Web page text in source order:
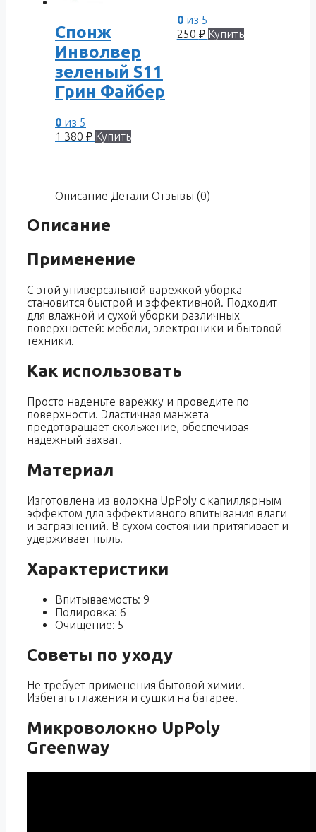
Спонж
Инволвер
зеленый S11
Грин Файбер
0 из 5
1 380 ₽ Купить
0из 5
250 ₽ Купить
Описание Детали Отзывы (0)
Описание
Применение
С этой универсальной варежкой уборка
становится быстрой и эффективной. Подходит
для влажной и сухой уборки различных
поверхностей: мебели, электроники и бытовой
техники.
Как использовать
Просто наденьте варежку и проведите по
поверхности. Эластичная манжета
предотвращает скольжение, обеспечивая
надежный захват.
Материал
Изготовлена из волокна UpPoly с капиллярным
эффектом для эффективного впитывания влаги
и загрязнений. В сухом состоянии притягивает и
удерживает пыль.
Характеристики
Впитываемость: 9
Полировка: 6
Очищение: 5
Советы по уходу
Не требует применения бытовой химии.
Избегать глажения и сушки на батарее.
Микроволокно UpPoly
Greenway